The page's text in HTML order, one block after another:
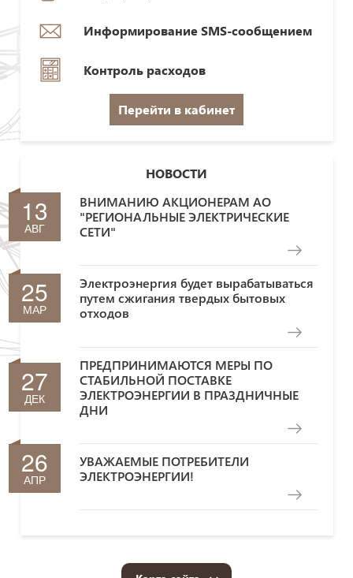
Информирование SMS-сообщением
Контроль расходов
Перейти в кабинет
НОВОСТИ
13
АВГ
ВНИМАНИЮ АКЦИОНЕРАМ АО
"РЕГИОНАЛЬНЫЕ ЭЛЕКТРИЧЕСКИЕ
СЕТИ"
25
МАР
Электроэнергия будет вырабатываться
путем сжигания твердых бытовых
отходов
27
ДЕК
ПРЕДПРИНИМАЮТСЯ МЕРЫ ПО
СТАБИЛЬНОЙ ПОСТАВКЕ
ЭЛЕКТРОЭНЕРГИИ В ПРАЗДНИЧНЫЕ
ДНИ
26
АПР
УВАЖАЕМЫЕ ПОТРЕБИТЕЛИ
ЭЛЕКТРОЭНЕРГИИ!